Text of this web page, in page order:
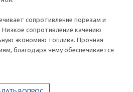
сопротивление порезам и
сопротивление качению
экономию топлива. Прочная
благодаря чему обеспечивается